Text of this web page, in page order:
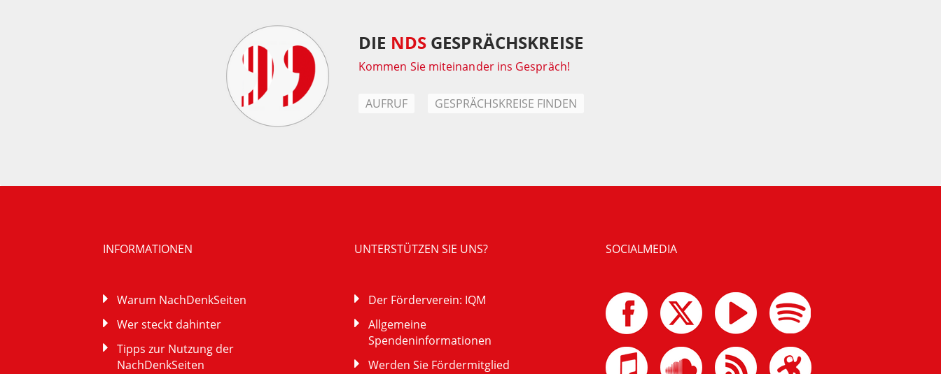
DIE NDSGESPRÄCHSKREISE
Kommen Sie miteinander ins Gespräch!
AUFRUF GESPRÄCHSKREISE FINDEN
INFORMATIONEN
Warum NachDenkSeiten
Wer steckt dahinter
Tipps zur Nutzung der
NachDenkSeiten
UNTERSTÜTZEN SIE UNS?
Der Förderverein: IQM
Allgemeine
Spendeninformationen
Werden Sie Fördermitglied
SOCIALMEDIA